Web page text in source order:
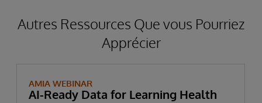
Autres Ressources Que vous Pourriez
Apprécier
AMIA WEBINAR
AI-Ready Data for Learning Health